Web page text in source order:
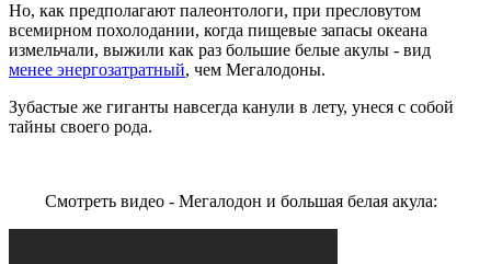
Но, как предполагают палеонтологи, при пресловутом
всемирном похолодании, когда пищевые запасы океана
измельчали, выжили как раз большие белые акулы - вид
менее энергозатратный, чем Мегалодоны.
Зубастые же гиганты навсегда канули в лету, унеся с собой
тайны своего рода.
Смотреть видео - Мегалодон и большая белая акула: